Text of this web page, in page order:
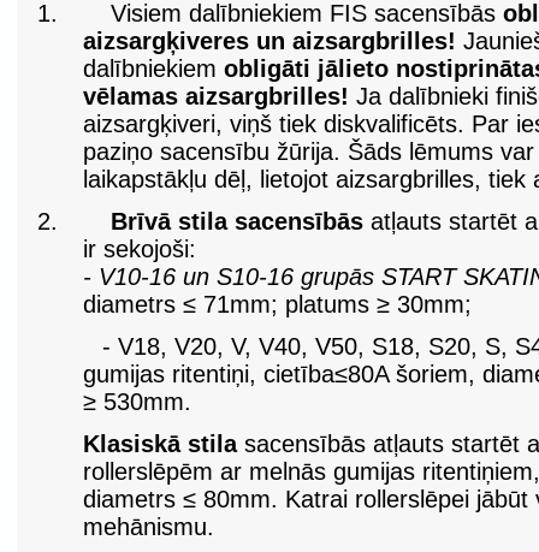
1. Visiem dalībniekiem FIS sacensībās
aizsargķiveres un aizsargbrilles!
dalībniekiem obligāti jālieto
vēlamas aizsargbrilles! Ja dalībnieki
aizsargķiveri, viņš tiek diskvalificēts. Par
paziņo sacensību žūrija. Šāds lēmums
laikapstākļu dēļ, lietojot aizsargbrilles,
2.
Brīvā stila sacensībās atļauts startēt
ir sekojoši:
- V10-16 un S10-16 grupās START
diametrs ≤ 71mm; platums ≥ 30mm;
- V18, V20, V, V40, V50, S18, S20, S,
gumijas ritentiņi, cietība≤80A šoriem,
≥ 530mm.
Klasiskā stilasacensībās atļauts startēt
rollerslēpēm ar melnās gumijas
diametrs ≤ 80mm. Katrai rollerslēpei
mehānismu.